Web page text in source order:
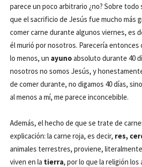
parece un poco arbitrario ¿no? Sobre
que el sacrificio de Jesús fue mucho más
comer carne durante algunos viernes, es
él murió por nosotros. Parecería
lo menos, un ayunoabsoluto durante 40
nosotros no somos Jesús, y
de comer durante, no digamos 40 días,
al menos a mí, me parece inconcebible.
Además, el hecho de que se trate de
explicación: la carne roja, es decir, res,
animales terrestres, proviene,
viven en la tierra, por lo que la religión los